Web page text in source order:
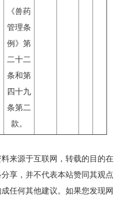
《兽药
管理条
例》第
二十二
条和第
四十九
条第二
款。
来源于互联网，转载的目的在
享，并不代表本站赞同其观点
任何其他建议。如果您发现网